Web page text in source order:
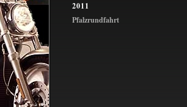
2011
Pfalzrundfahrt